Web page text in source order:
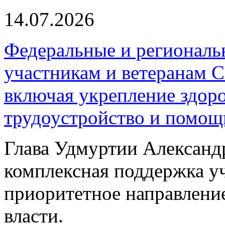
14.07.2026
Федеральные и
участникам и
включая укрепление
трудоустройство и
Глава Удмуртии
комплексная поддержка
приоритетное
власти.